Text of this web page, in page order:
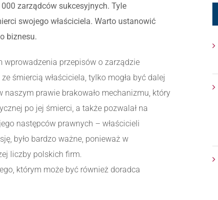
zarządców sukcesyjnych. Tyle
swojego właściciela. Warto ustanowić
biznesu.
wprowadzenia przepisów o zarządzie
śmiercią właściciela, tylko mogła być dalej
naszym prawie brakowało mechanizmu, który
po jej śmierci, a także pozwalał na
następców prawnych – właścicieli
było bardzo ważne, ponieważ w
liczby polskich firm.
którym może być również doradca